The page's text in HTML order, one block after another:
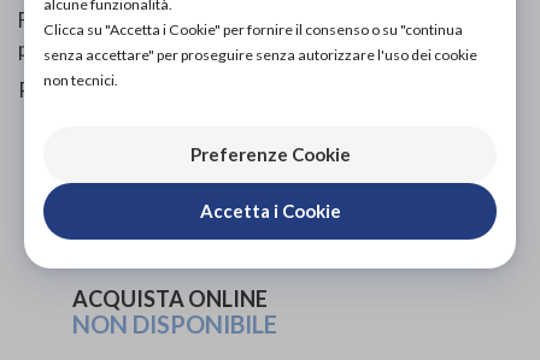
Funzionamento no-stop per consentire l’utilizzo a più
persone senza pause.
Pulizia facile e veloce di tutti gli accessori.
PROVA E ACQUISTA IN NEGOZIO
DA56,00€
PROVA E NOLEGGIA IN NEGOZIO
ACQUISTA ONLINE
NON DISPONIBILE
alcune funzionalità.
Clicca su "Accetta i Cookie" per fornire il consenso o su "continua
senza accettare" per proseguire senza autorizzare l'uso dei cookie
non tecnici.
Preferenze Cookie
Accetta i Cookie